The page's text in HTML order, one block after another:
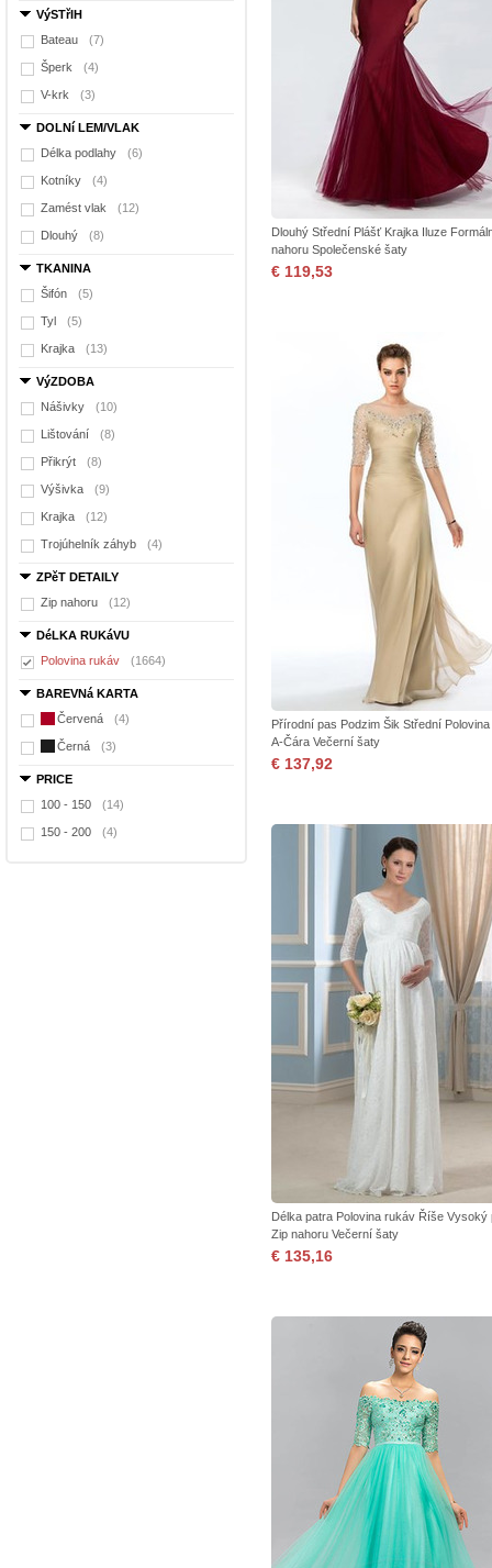
VýSTřIH
Bateau
(7)
Šperk (4)
V-krk (3)
DOLNí LEM/VLAK
Délka podlahy
(6)
Kotníky (4)
Zamést vlak (12)
Dlouhý (8)
TKANINA
Šifón
(5)
Tyl (5)
Krajka (13)
VýZDOBA
Nášivky
(10)
Lištování (8)
Přikrýt (8)
Výšivka (9)
Krajka (12)
Trojúhelník záhyb (4)
ZPěT DETAILY
Zip nahoru
(12)
DéLKA RUKáVU
Polovina rukáv
(1664)
BAREVNá KARTA
Červená
(4)
Černá (3)
PRICE
100 - 150
(14)
150 - 200 (4)
Dlouhý Střední Plášť Krajka Iluze
nahoru Společenské šaty
€ 119,53
Přírodní pas Podzim Šik Střední
A-Čára Večerní šaty
€ 137,92
Délka patra Polovina rukáv Říše Vysoký
Zip nahoru Večerní šaty
€ 135,16